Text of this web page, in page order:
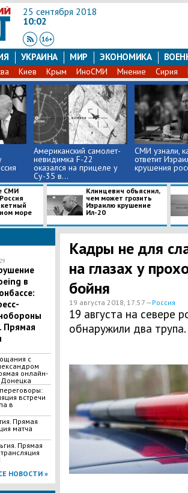
25 сентября 2018
10:02
УКРАИНА МИР ЭКОНОМИКА
Киев Крым ИноСМИ Мнение Сирия
Американский самолет-
невидимка F-22
оказался на прицеле у
Су-35 в...
СМИ узнали,
ответит
крушения
СМИ
море
Клинцевич объяснил,
чем может грозить
Израилю крушение
Ил-20
в
Прямая
с
онлайн-
Донецка
встречи
в
Прямая
матча
Прямая
НОВОСТИ »
Кадры не для
на глазах у
бойня
19 августа 2018, 17:57 —Россия
19 августа на севере
обнаружили два трупа.